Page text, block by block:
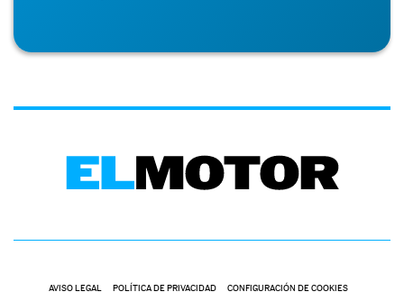
AVISO LEGAL POLÍTICA DE PRIVACIDAD CONFIGURACIÓN DE COOKIES